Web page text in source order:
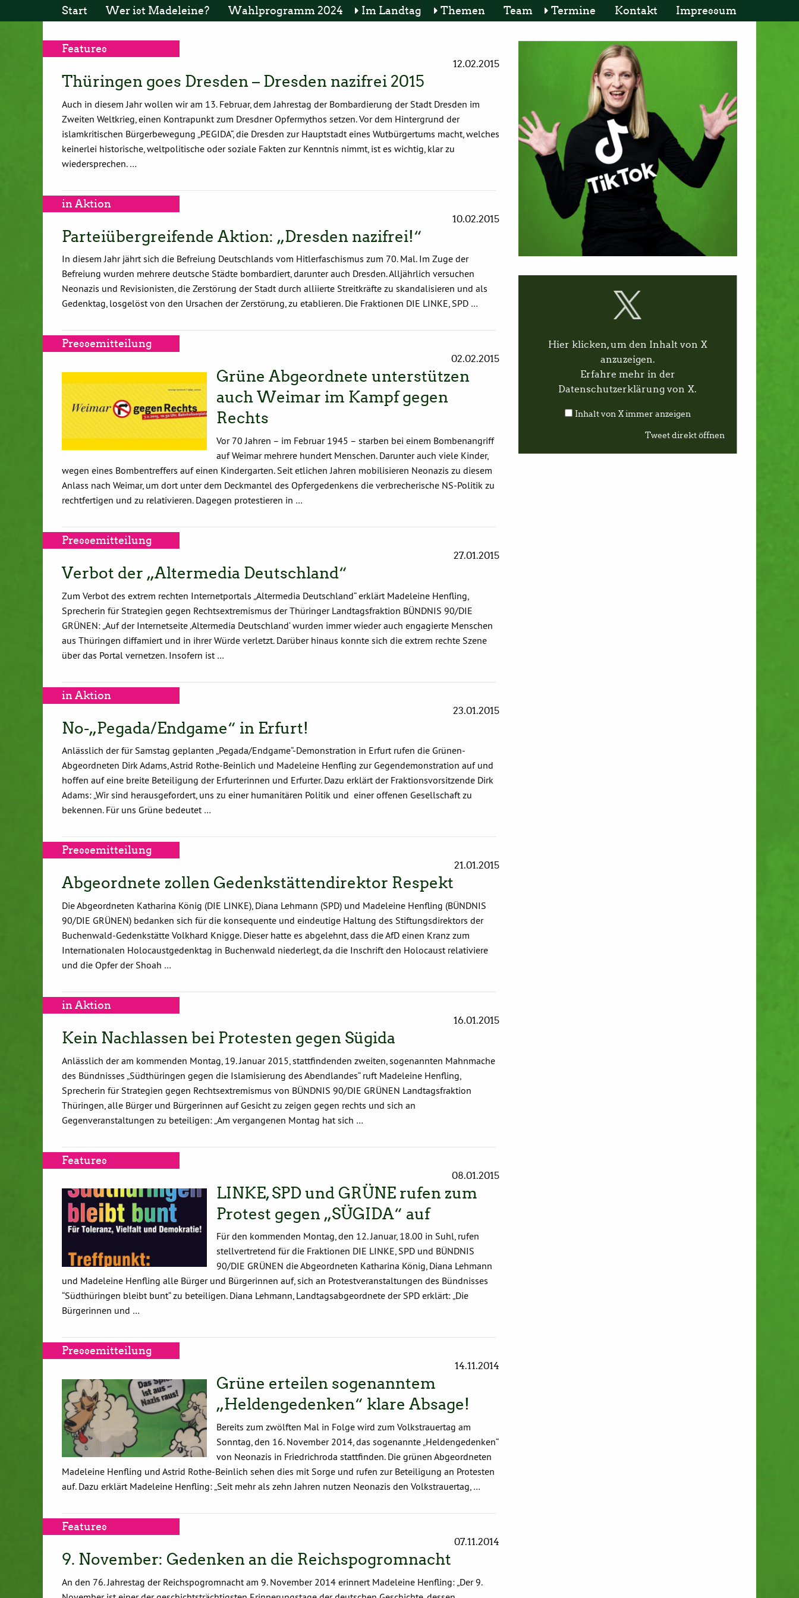
Start Wer ist Madeleine? Wahlprogramm 2024 Im Landtag Themen Team Termine Kontakt Impressum
Features
12.02.2015
Thüringen goes Dresden – Dresden nazifrei 2015
Auch in diesem Jahr wollen wir am 13. Februar, dem Jahrestag der Bombardierung der Stadt Dresden im
Zweiten Weltkrieg, einen Kontrapunkt zum Dresdner Opfermythos setzen. Vor dem Hintergrund der
islamkritischen Bürgerbewegung „PEGIDA“, die Dresden zur Hauptstadt eines Wutbürgertums macht, welches
keinerlei historische, weltpolitische oder soziale Fakten zur Kenntnis nimmt, ist es wichtig, klar zu
wiedersprechen. …
in Aktion
10.02.2015
Parteiübergreifende Aktion: „Dresden nazifrei!“
In diesem Jahr jährt sich die Befreiung Deutschlands vom Hitlerfaschismus zum 70. Mal. Im Zuge der
Befreiung wurden mehrere deutsche Städte bombardiert, darunter auch Dresden. Alljährlich versuchen
Neonazis und Revisionisten, die Zerstörung der Stadt durch alliierte Streitkräfte zu skandalisieren und als
Gedenktag, losgelöst von den Ursachen der Zerstörung, zu etablieren. Die Fraktionen DIE LINKE, SPD …
Pressemitteilung
02.02.2015
Grüne Abgeordnete unterstützen
auch Weimar im Kampf gegen
Rechts
Vor 70 Jahren – im Februar 1945 – starben bei einem Bombenangriff
auf Weimar mehrere hundert Menschen. Darunter auch viele Kinder,
wegen eines Bombentreffers auf einen Kindergarten. Seit etlichen Jahren mobilisieren Neonazis zu diesem
Anlass nach Weimar, um dort unter dem Deckmantel des Opfergedenkens die verbrecherische NS-Politik zu
rechtfertigen und zu relativieren. Dagegen protestieren in …
Pressemitteilung
27.01.2015
Verbot der „Altermedia Deutschland“
Zum Verbot des extrem rechten Internetportals „Altermedia Deutschland“ erklärt Madeleine Henfling,
Sprecherin für Strategien gegen Rechtsextremismus der Thüringer Landtagsfraktion BÜNDNIS 90/DIE
GRÜNEN: „Auf der Internetseite ‚Altermedia Deutschland‘ wurden immer wieder auch engagierte Menschen
aus Thüringen diffamiert und in ihrer Würde verletzt. Darüber hinaus konnte sich die extrem rechte Szene
über das Portal vernetzen. Insofern ist …
in Aktion
23.01.2015
No-„Pegada/Endgame“ in Erfurt!
Anlässlich der für Samstag geplanten „Pegada/Endgame“-Demonstration in Erfurt rufen die Grünen-
Abgeordneten Dirk Adams, Astrid Rothe-Beinlich und Madeleine Henfling zur Gegendemonstration auf und
hoffen auf eine breite Beteiligung der Erfurterinnen und Erfurter. Dazu erklärt der Fraktionsvorsitzende Dirk
Adams: „Wir sind herausgefordert, uns zu einer humanitären Politik und einer offenen Gesellschaft zu
bekennen. Für uns Grüne bedeutet …
Pressemitteilung
21.01.2015
Abgeordnete zollen Gedenkstättendirektor Respekt
Die Abgeordneten Katharina König (DIE LINKE), Diana Lehmann (SPD) und Madeleine Henfling (BÜNDNIS
90/DIE GRÜNEN) bedanken sich für die konsequente und eindeutige Haltung des Stiftungsdirektors der
Buchenwald-Gedenkstätte Volkhard Knigge. Dieser hatte es abgelehnt, dass die AfD einen Kranz zum
Internationalen Holocaustgedenktag in Buchenwald niederlegt, da die Inschrift den Holocaust relativiere
und die Opfer der Shoah …
in Aktion
16.01.2015
Kein Nachlassen bei Protesten gegen Sügida
Anlässlich der am kommenden Montag, 19. Januar 2015, stattfindenden zweiten, sogenannten Mahnmache
des Bündnisses „Südthüringen gegen die Islamisierung des Abendlandes“ ruft Madeleine Henfling,
Sprecherin für Strategien gegen Rechtsextremismus von BÜNDNIS 90/DIE GRÜNEN Landtagsfraktion
Thüringen, alle Bürger und Bürgerinnen auf Gesicht zu zeigen gegen rechts und sich an
Gegenveranstaltungen zu beteiligen: „Am vergangenen Montag hat sich …
Features
08.01.2015
LINKE, SPD und GRÜNE rufen zum
Protest gegen „SÜGIDA“ auf
Für den kommenden Montag, den 12. Januar, 18.00 in Suhl, rufen
stellvertretend für die Fraktionen DIE LINKE, SPD und BÜNDNIS
90/DIE GRÜNEN die Abgeordneten Katharina König, Diana Lehmann
und Madeleine Henfling alle Bürger und Bürgerinnen auf, sich an Protestveranstaltungen des Bündnisses
“Südthüringen bleibt bunt“ zu beteiligen. Diana Lehmann, Landtagsabgeordnete der SPD erklärt: „Die
Bürgerinnen und …
Pressemitteilung
14.11.2014
Grüne erteilen sogenanntem
„Heldengedenken“ klare Absage!
Bereits zum zwölften Mal in Folge wird zum Volkstrauertag am
Sonntag, den 16. November 2014, das sogenannte „Heldengedenken“
von Neonazis in Friedrichroda stattfinden. Die grünen Abgeordneten
Madeleine Henfling und Astrid Rothe-Beinlich sehen dies mit Sorge und rufen zur Beteiligung an Protesten
auf. Dazu erklärt Madeleine Henfling: „Seit mehr als zehn Jahren nutzen Neonazis den Volkstrauertag, …
Features
07.11.2014
9. November: Gedenken an die Reichspogromnacht
An den 76. Jahrestag der Reichspogromnacht am 9. November 2014 erinnert Madeleine Henfling: „Der 9.
Hier klicken, um den Inhalt von X
anzuzeigen.
Erfahre mehr in der
Datenschutzerklärung von X.
Inhalt von X immer anzeigen
Tweet direkt öffnen